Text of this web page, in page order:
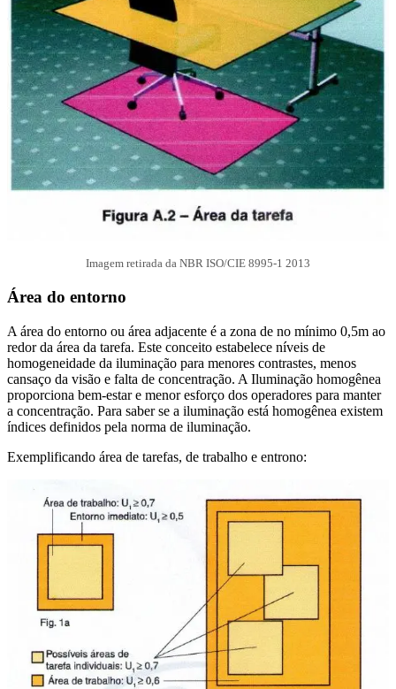
Imagem retirada da NBR ISO/CIE 8995-1 2013
Área do entorno
A área do entorno ou área adjacente é a zona de no mínimo 0,5m ao
redor da área da tarefa. Este conceito estabelece níveis de
homogeneidade da iluminação para menores contrastes, menos
cansaço da visão e falta de concentração. A Iluminação homogênea
proporciona bem-estar e menor esforço dos operadores para manter
a concentração. Para saber se a iluminação está homogênea existem
índices definidos pela norma de iluminação.
Exemplificando área de tarefas, de trabalho e entrono: